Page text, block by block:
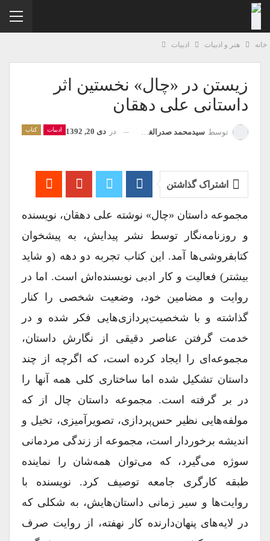
هنر و ادبیات ادبیات
زیستن در «چال» نخستین اثر
داستانی علی دهقان
ادبیات کتاب توسطسیدمحمد صدرالغروی دردی 20, 1392
اشتراک گذاشتن
مجموعه داستان «چال» نوشته علی دهقان، نویسنده
و روزنامه‌نگار توسط نشر پیدایش، به پیشخوان
کتابفروشی‌ها آمد. این کتاب تجربه دو دهه (و شاید
بیشتر) فعالیت و کار ادبی نویسنده‌اش است. اما در
روایت و مضامین خود، وضعیت شخصی را کنار
گذاشته و با شخصیت‌پردازی‌هایی فکر شده و در
خدمت گرفتن عناصر دقیقی از نگارش داستان،
مجموعه‌ای را ایجاد کرده است، که اگرچه از چند
داستان تشکیل شده اما ساختاری کلی همه آنها را
در بر گرفته است. مجموعه داستان چال از که
مولفه‌هایی نظیر حس‌پردازی، تصویرآمیزی، تخیل و
اندیشه برخوردار است، مجموعه از زندگی مردمانی
سوژه می‌گیرد، که می‌توان همه‌شان را نماینده
طبقه کارگری جامعه توصیف کرد. نویسنده با
روایت‌ها و سیر زمانی داستان‌هایش، به شکلی که
در لایه‌های پنهان‌دارنده کار نهفته، از روایت صرف